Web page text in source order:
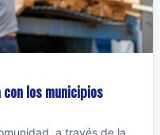
los municipios
a través de la